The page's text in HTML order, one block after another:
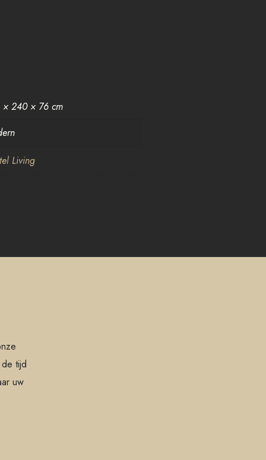
× 240 × 76 cm
Living
tijd
uw